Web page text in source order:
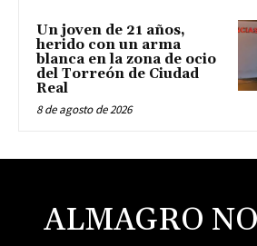
Un joven de 21 años,
herido con un arma
blanca en la zona de ocio
del Torreón de Ciudad
Real
8 de agosto de 2026
ALMAGRO